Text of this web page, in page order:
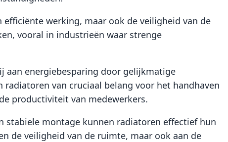
werking, maar ook de veiligheid van de
vooral in industrieën waar strenge
aan energiebesparing door gelijkmatige
van cruciaal belang voor het handhaven
productiviteit van medewerkers.
stabiele montage kunnen radiatoren effectief hun
de veiligheid van de ruimte, maar ook aan de